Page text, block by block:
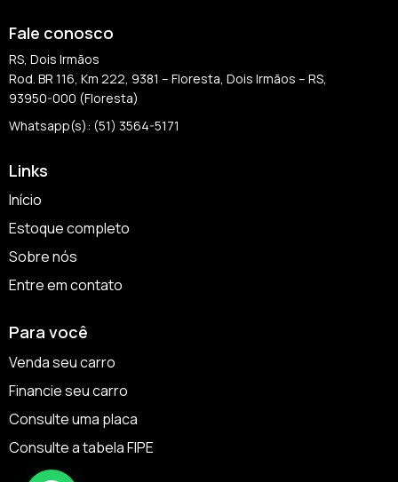
Fale conosco
RS, Dois Irmãos
Rod. BR 116, Km 222, 9381 – Floresta, Dois Irmãos – RS,
93950-000 (Floresta)
Whatsapp(s): (51) 3564-5171
Links
Início
Estoque completo
Sobre nós
Entre em contato
Para você
Venda seu carro
Financie seu carro
Consulte uma placa
Consulte a tabela FIPE